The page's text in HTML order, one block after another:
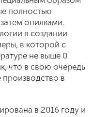
полностью
опилками.
в создании
в которой с
не выше 0
что в свою очередь
в
в 2016 году и